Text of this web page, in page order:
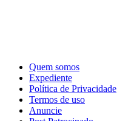
Quem somos
Expediente
Política de Privacidade
Termos de uso
Anuncie